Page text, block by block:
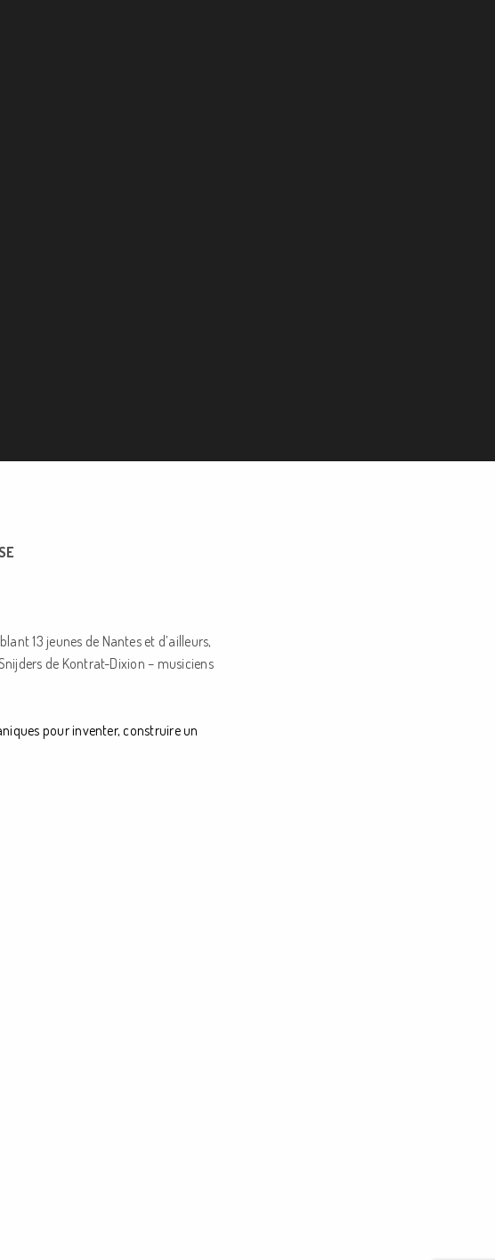
13 jeunes de Nantes et d’ailleurs,
de Kontrat-Dixion – musiciens
pour inventer, construire un